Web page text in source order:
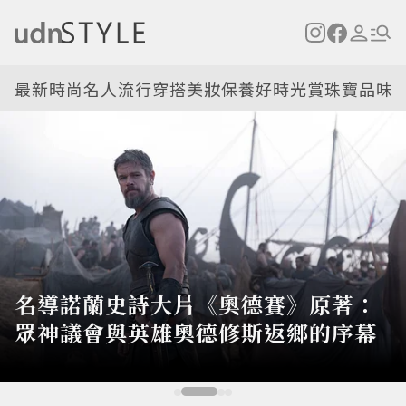
最新時尚名人流行穿搭美妝保養好時光賞珠寶品味
食安拉警報！每天一杯排毒飲，緩解
慢性發炎、降低肝指數